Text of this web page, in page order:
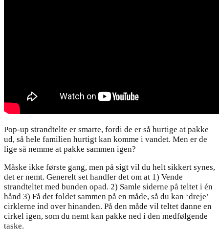
Pop-up strandtelte er smarte, fordi de er så hurtige at pakke
ud, så hele familien hurtigt kan komme i vandet. Men er de
lige så nemme at pakke sammen igen?
Måske ikke første gang, men på sigt vil du helt sikkert synes,
det er nemt. Generelt set handler det om at 1) Vende
strandteltet med bunden opad. 2) Samle siderne på teltet i én
hånd 3) Få det foldet sammen på en måde, så du kan ‘dreje’
cirklerne ind over hinanden. På den måde vil teltet danne en
cirkel igen, som du nemt kan pakke ned i den medfølgende
taske.